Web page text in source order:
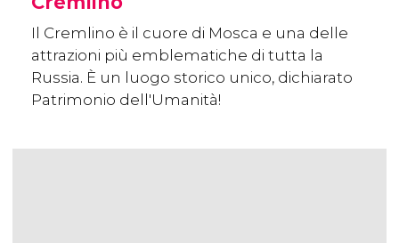
Il Cremlino è il cuore di Mosca e una delle
attrazioni più emblematiche di tutta la
Russia. È un luogo storico unico, dichiarato
Patrimonio dell'Umanità!